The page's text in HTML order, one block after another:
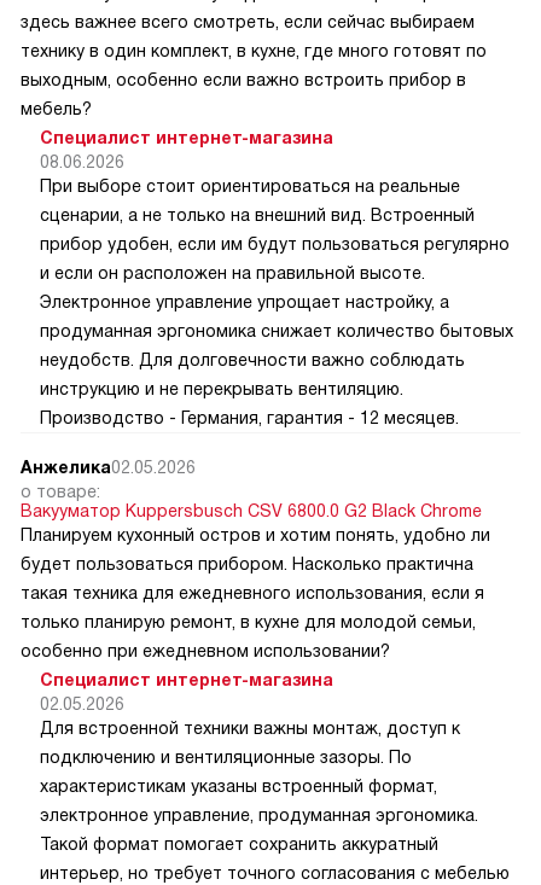
здесь важнее всего смотреть, если сейчас выбираем
технику в один комплект, в кухне, где много готовят по
выходным, особенно если важно встроить прибор в
мебель?
Специалист интернет-магазина
08.06.2026
При выборе стоит ориентироваться на реальные
сценарии, а не только на внешний вид. Встроенный
прибор удобен, если им будут пользоваться регулярно
и если он расположен на правильной высоте.
Электронное управление упрощает настройку, а
продуманная эргономика снижает количество бытовых
неудобств. Для долговечности важно соблюдать
инструкцию и не перекрывать вентиляцию.
Производство - Германия, гарантия - 12 месяцев.
Анжелика02.05.2026
о товаре:
Вакууматор Kuppersbusch CSV 6800.0 G2 Black Chrome
Планируем кухонный остров и хотим понять, удобно ли
будет пользоваться прибором. Насколько практична
такая техника для ежедневного использования, если я
только планирую ремонт, в кухне для молодой семьи,
особенно при ежедневном использовании?
Специалист интернет-магазина
02.05.2026
Для встроенной техники важны монтаж, доступ к
подключению и вентиляционные зазоры. По
характеристикам указаны встроенный формат,
электронное управление, продуманная эргономика.
Такой формат помогает сохранить аккуратный
интерьер, но требует точного согласования с мебелью